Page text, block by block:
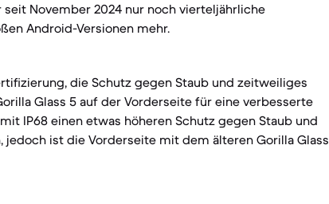
November 2024 nur noch vierteljährliche
Android-Versionen mehr.
die Schutz gegen Staub und zeitweiliges
Glass 5 auf der Vorderseite für eine verbesserte
IP68 einen etwas höheren Schutz gegen Staub und
ist die Vorderseite mit dem älteren Gorilla Glass